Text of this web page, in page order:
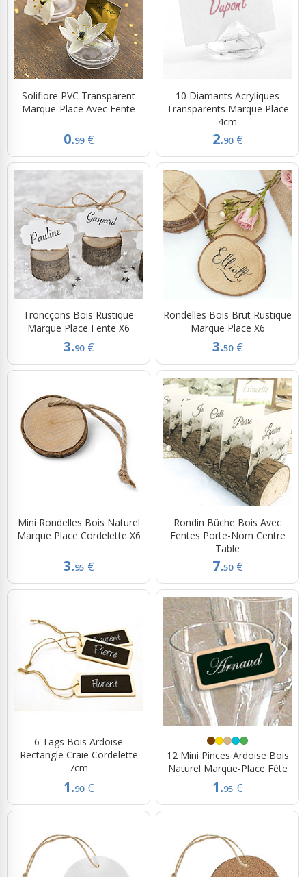
Soliflore PVC Transparent
Marque-Place Avec Fente
0.99 €
10 Diamants Acryliques
Transparents Marque Place
4cm
2.90 €
Troncçons Bois Rustique
Marque Place Fente X6
3.90 €
Rondelles Bois Brut Rustique
Marque Place X6
3.50 €
Mini Rondelles Bois Naturel
Marque Place Cordelette X6
3.95 €
Rondin Bûche Bois Avec
Fentes Porte-Nom Centre
Table
7.50 €
6 Tags Bois Ardoise
Rectangle Craie Cordelette
7cm
1.90 €
12 Mini Pinces Ardoise Bois
Naturel Marque-Place Fête
1.95 €